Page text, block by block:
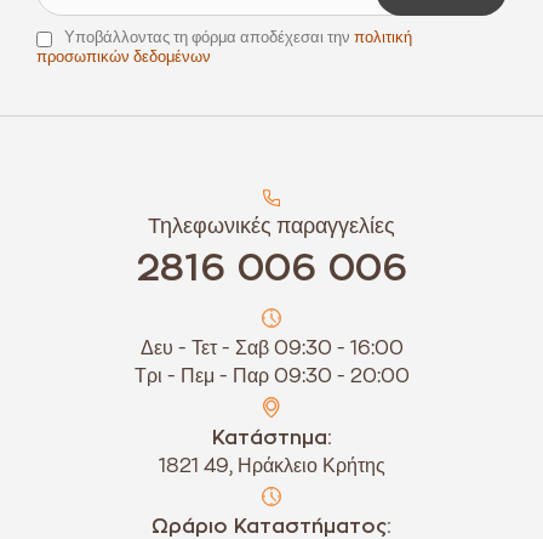
Υποβάλλοντας τη φόρμα αποδέχεσαι την πολιτική
προσωπικών δεδομένων
Τηλεφωνικές παραγγελίες
2816 006 006
Δευ - Τετ - Σαβ 09:30 - 16:00
Τρι - Πεμ - Παρ 09:30 - 20:00
Κατάστημα:
1821 49, Ηράκλειο Κρήτης
Ωράριο Καταστήματος: